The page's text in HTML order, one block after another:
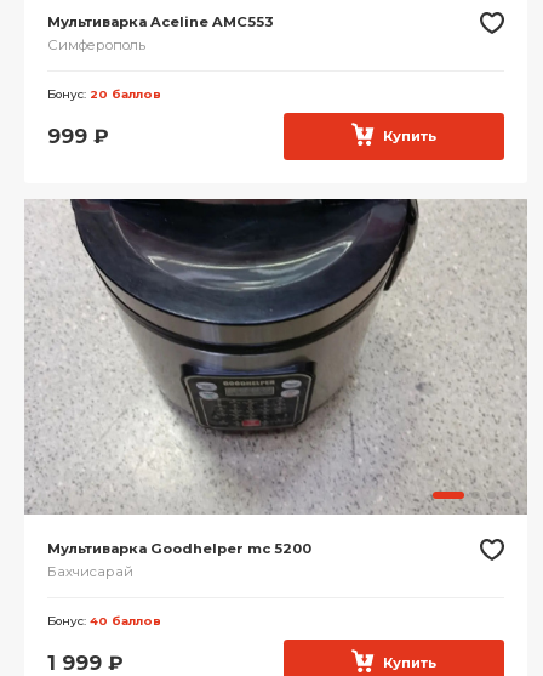
Мультиварка Aceline AMC553
Симферополь
Бонус: 20 баллов
999 ₽ Купить
Мультиварка Goodhelper mc 5200
Бахчисарай
Бонус: 40 баллов
1 999 ₽ Купить